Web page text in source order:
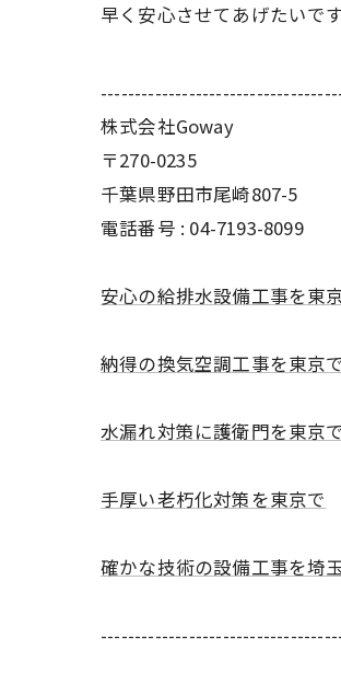
早く安心させてあげたいで
株式会社Goway
〒270-0235
千葉県野田市尾崎807-5
電話番号 : 04-7193-8099
安心の給排水設備工事を東
納得の換気空調工事を東京で
水漏れ対策に護衛門を東京
手厚い老朽化対策を東京で
確かな技術の設備工事を埼